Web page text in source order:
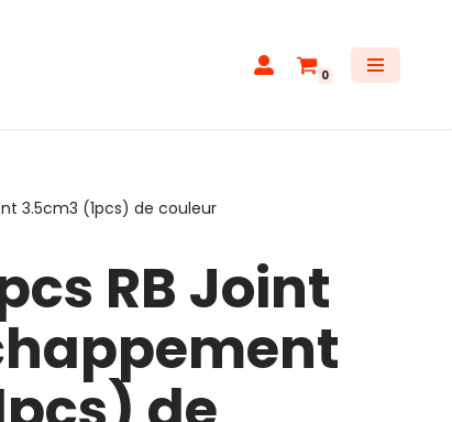
0
3.5cm3 (1pcs) de couleur
RB Joint